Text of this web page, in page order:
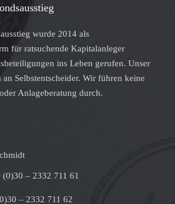
wurde 2014 als
für ratsuchende Kapitalanleger
ins Leben gerufen. Unser
an Selbstentscheider. Wir führen keine
Anlageberatung durch.
– 2332 711 61
– 2332 711 62